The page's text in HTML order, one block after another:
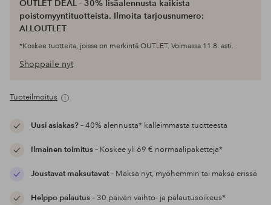
OUTLET DEAL - 30% lisäalennusta kaikista
poistomyyntituotteista. Ilmoita tarjousnumero:
ALLOUTLET
*Koskee tuotteita, joissa on merkintä OUTLET. Voimassa 11.8. asti.
Shoppaile nyt
Tuoteilmoitus
Uusi asiakas?– 40% alennusta* kalleimmasta tuotteesta
Ilmainen toimitus– Koskee yli 69 € normaalipaketteja*
Joustavat maksutavat– Maksa nyt, myöhemmin tai maksa erissä
Helppo palautus– 30 päivän vaihto- ja palautusoikeus*